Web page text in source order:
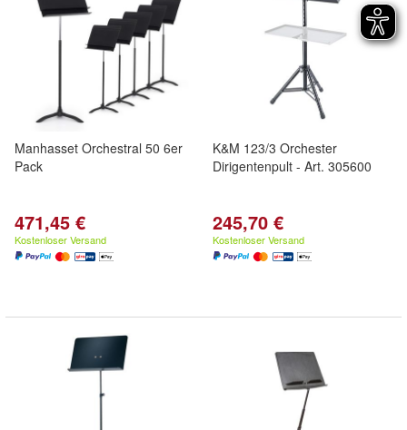
Manhasset Orchestral 50 6er
Pack
471,45 €
Kostenloser Versand
K&M 123/3 Orchester
Dirigentenpult - Art. 305600
245,70 €
Kostenloser Versand